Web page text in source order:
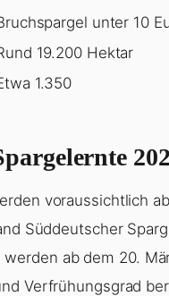
unter 10
19.200 Hektar
1.350
voraussichtlich
Süddeutscher
ab dem 20.
Verfrühungsgrad